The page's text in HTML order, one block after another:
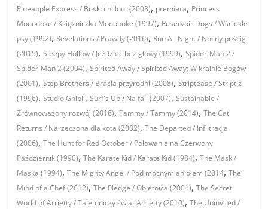
Pineapple Express / Boski chillout (2008), premiera, Princess
Mononoke / Księżniczka Mononoke (1997), Reservoir Dogs / Wściekłe
psy (1992), Revelations / Prawdy (2016), Run All Night / Nocny pościg
(2015),Sleepy Hollow / Jeździec bez głowy (1999),Spider-Man 2 /
Spider-Man 2 (2004),Spirited Away / Spirited Away: W krainie Bogów
(2001),Step Brothers / Bracia przyrodni (2008),Striptease / Striptiz
(1996),Studio Ghibli,Surf's Up / Na fali (2007),Sustainable /
Zrównoważony rozwój (2016),Tammy / Tammy (2014),The Cat
Returns / Narzeczona dla kota (2002),The Departed / Infiltracja
(2006),The Hunt for Red October / Polowanie na Czerwony
Październik (1990),The Karate Kid / Karate Kid (1984),The Mask /
Maska (1994),The Mighty Angel / Pod mocnym aniołem (2014,The
Mind of a Chef (2012),The Pledge / Obietnica (2001),The Secret
World of Arrietty / Tajemniczy świat Arrietty (2010),The Uninvited /